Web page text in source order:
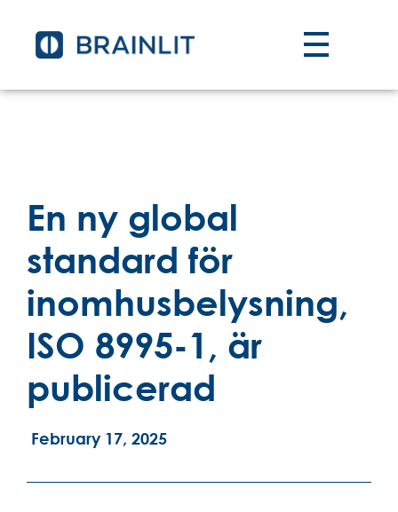
En ny global
standard för
inomhusbelysning,
ISO 8995-1, är
publicerad
February 17, 2025